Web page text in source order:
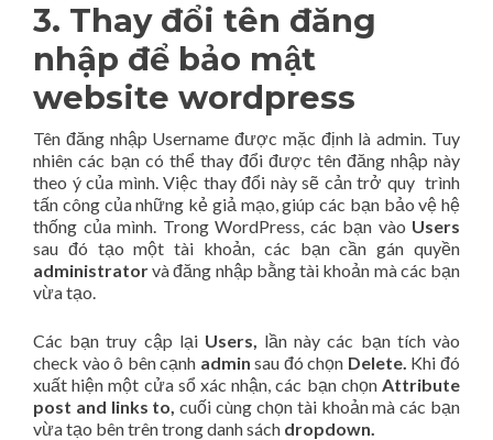
3. Thay đổi tên đăng
nhập để bảo mật
website wordpress
Tên đăng nhập Username được mặc định là admin. Tuy
nhiên các bạn có thể thay đổi được tên đăng nhập này
theo ý của mình. Việc thay đổi này sẽ cản trở quy trình
tấn công của những kẻ giả mạo, giúp các bạn bảo vệ hệ
thống của mình. Trong WordPress, các bạn vào Users
sau đó tạo một tài khoản, các bạn cần gán quyền
administratorvà đăng nhập bằng tài khoản mà các bạn
vừa tạo.
Các bạn truy cập lại Users, lần này các bạn tích vào
check vào ô bên cạnh admin sau đó chọn Delete. Khi đó
xuất hiện một cửa sổ xác nhận, các bạn chọn Attribute
post and links to,cuối cùng chọn tài khoản mà các bạn
vừa tạo bên trên trong danh sách dropdown.